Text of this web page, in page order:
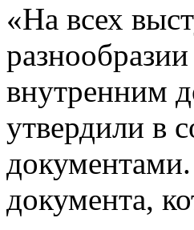
«На всех
внутренним
утвердили в
документа,